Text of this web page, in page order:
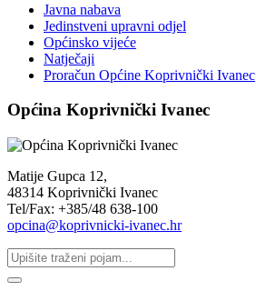
Javna nabava
Jedinstveni upravni odjel
Općinsko vijeće
Natječaji
Proračun Općine Koprivnički Ivanec
Općina Koprivnički Ivanec
Matije Gupca 12,
48314 Koprivnički Ivanec
Tel/Fax: +385/48 638-100
opcina@koprivnicki-ivanec.hr